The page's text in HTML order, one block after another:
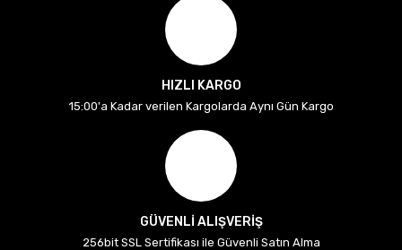
HIZLI KARGO
15:00'a Kadar verilen Kargolarda Aynı Gün Kargo
GÜVENLİ ALIŞVERİŞ
256bit SSL Sertifikası ile Güvenli Satın Alma